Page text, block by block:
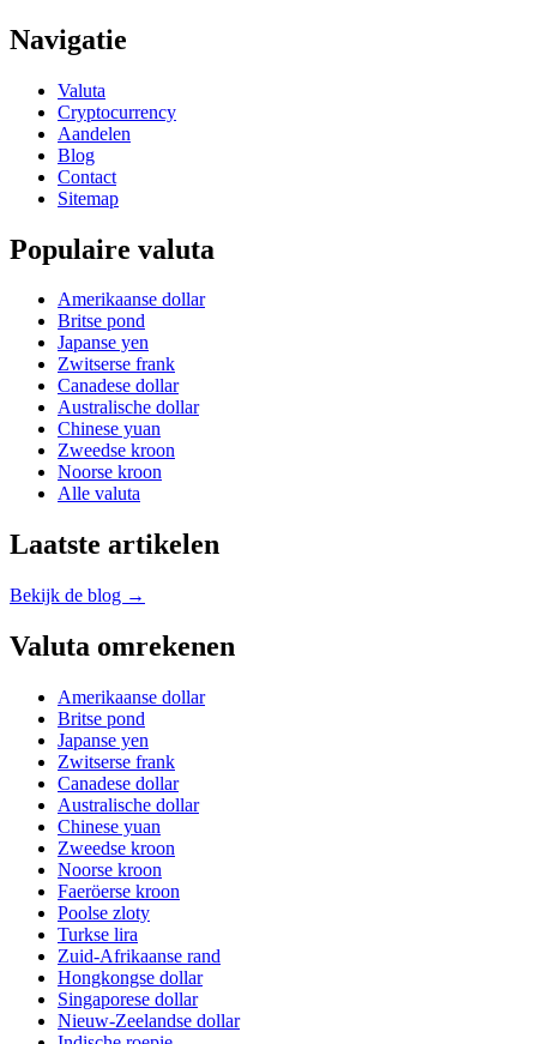
Navigatie
Valuta
Cryptocurrency
Aandelen
Blog
Contact
Sitemap
Populaire valuta
Amerikaanse dollar
Britse pond
Japanse yen
Zwitserse frank
Canadese dollar
Australische dollar
Chinese yuan
Zweedse kroon
Noorse kroon
Alle valuta
Laatste artikelen
Bekijk de blog →
Valuta omrekenen
Amerikaanse dollar
Britse pond
Japanse yen
Zwitserse frank
Canadese dollar
Australische dollar
Chinese yuan
Zweedse kroon
Noorse kroon
Faeröerse kroon
Poolse zloty
Turkse lira
Zuid-Afrikaanse rand
Hongkongse dollar
Singaporese dollar
Nieuw-Zeelandse dollar